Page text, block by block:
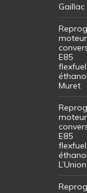
Gaillac
moteur
E85
flexfuel
éthanol
Muret
moteur
E85
flexfuel
éthanol
L’Union